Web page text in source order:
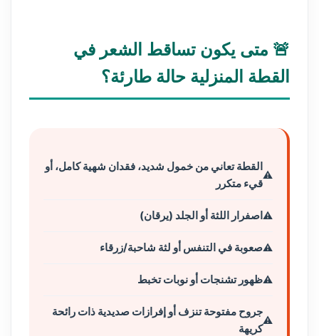
🚨 متى يكون تساقط الشعر في
القطة المنزلية حالة طارئة؟
القطة تعاني من خمول شديد، فقدان شهية كامل، أو
قيء متكرر
اصفرار اللثة أو الجلد (يرقان)
صعوبة في التنفس أو لثة شاحبة/زرقاء
ظهور تشنجات أو نوبات تخبط
جروح مفتوحة تنزف أو إفرازات صديدية ذات رائحة
كريهة